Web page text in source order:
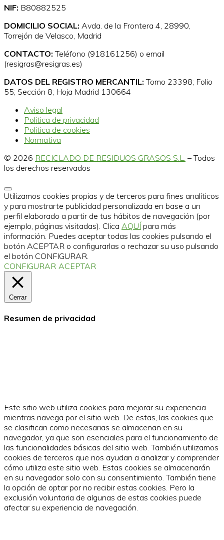
NIF: B80882525
DOMICILIO SOCIAL: Avda. de la Frontera 4, 28990,
Torrejón de Velasco, Madrid
CONTACTO: Teléfono (918161256) o email
(resigras@resigras.es)
DATOS DEL REGISTRO MERCANTIL: Tomo 23398; Folio
55; Sección 8; Hoja Madrid 130664
Aviso legal
Política de privacidad
Política de cookies
Normativa
© 2026 RECICLADO DE RESIDUOS GRASOS S.L. – Todos
los derechos reservados
Utilizamos cookies propias y de terceros para fines analíticos
y para mostrarte publicidad personalizada en base a un
perfil elaborado a partir de tus hábitos de navegación (por
ejemplo, páginas visitadas). Clica AQUÍ para más
información. Puedes aceptar todas las cookies pulsando el
botón ACEPTAR o configurarlas o rechazar su uso pulsando
el botón CONFIGURAR.
CONFIGURAR ACEPTAR
Cerrar
Resumen de privacidad
Este sitio web utiliza cookies para mejorar su experiencia
mientras navega por el sitio web. De estas, las cookies que
se clasifican como necesarias se almacenan en su
navegador, ya que son esenciales para el funcionamiento de
las funcionalidades básicas del sitio web. También utilizamos
cookies de terceros que nos ayudan a analizar y comprender
cómo utiliza este sitio web. Estas cookies se almacenarán
en su navegador solo con su consentimiento. También tiene
la opción de optar por no recibir estas cookies. Pero la
exclusión voluntaria de algunas de estas cookies puede
afectar su experiencia de navegación.